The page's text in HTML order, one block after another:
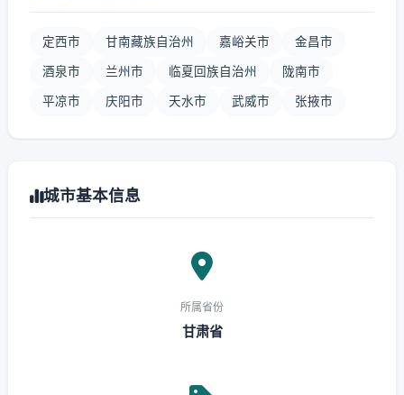
定西市 甘南藏族自治州 嘉峪关市 金昌市
酒泉市 兰州市 临夏回族自治州 陇南市
平凉市 庆阳市 天水市 武威市 张掖市
城市基本信息
所属省份
甘肃省